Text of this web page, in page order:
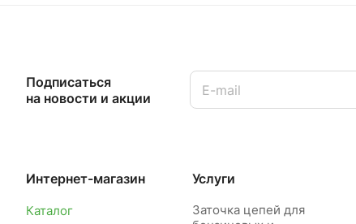
Подписаться
на новости и акции
Интернет-магазин
Каталог
Услуги
Заточка цепей для